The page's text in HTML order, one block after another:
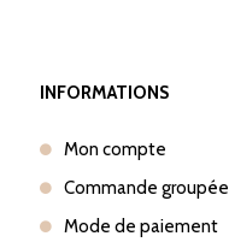
INFORMATIONS
Mon compte
Commande groupée
Mode de paiement